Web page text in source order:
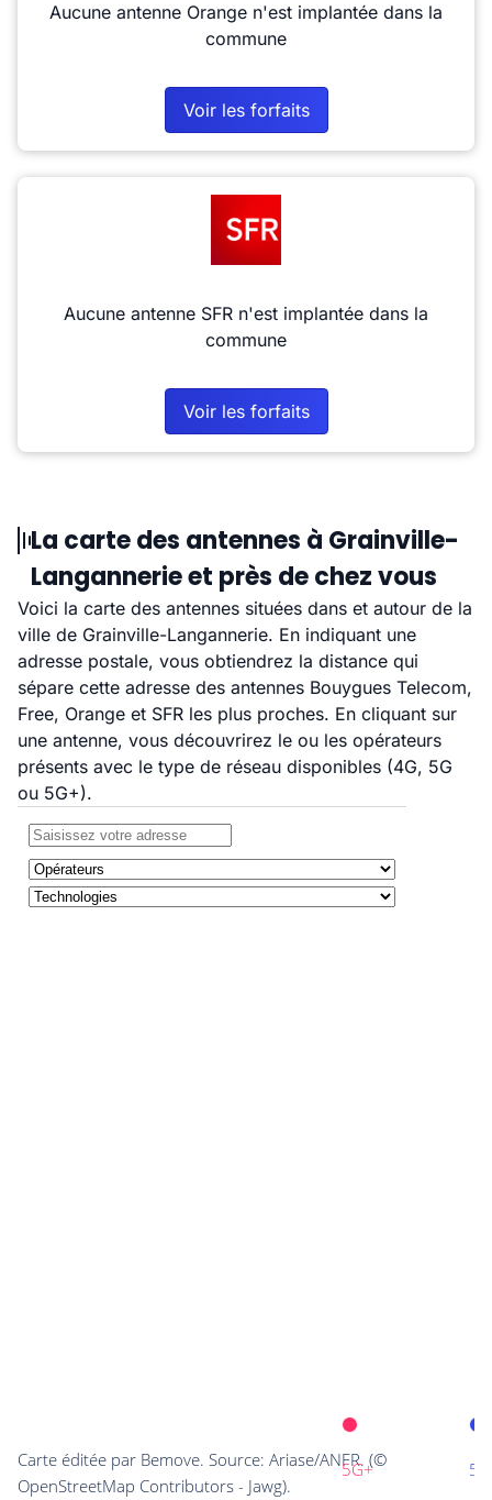
Aucune antenne Orange n'est implantée dans la
commune
Voir les forfaits
Aucune antenne SFR n'est implantée dans la
commune
Voir les forfaits
La carte des antennes à Grainville-
Langannerie et près de chez vous
Voici la carte des antennes situées dans et autour de la
ville de Grainville-Langannerie. En indiquant une
adresse postale, vous obtiendrez la distance qui
sépare cette adresse des antennes Bouygues Telecom,
Free, Orange et SFR les plus proches. En cliquant sur
une antenne, vous découvrirez le ou les opérateurs
présents avec le type de réseau disponibles (4G, 5G
ou 5G+).